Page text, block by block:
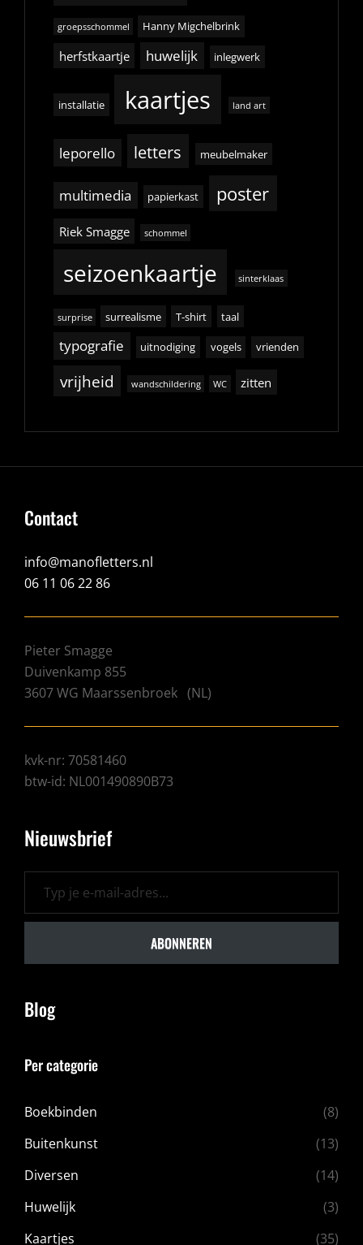
groepsschommel Hanny Migchelbrink
herfstkaartje huwelijk inlegwerk
installatie kaartjes land art
leporello letters meubelmaker
multimedia papierkast poster
Riek Smagge schommel
seizoenkaartje sinterklaas
surprise surrealisme T-shirt taal
typografie uitnodiging vogels vrienden
vrijheid wandschildering WC zitten
Contact
info@manofletters.nl
06 11 06 22 86
Pieter Smagge
Duivenkamp 855
3607 WG Maarssenbroek (NL)
kvk-nr: 70581460
btw-id: NL001490890B73
Nieuwsbrief
Typ je e-mail-adres...
ABONNEREN
Blog
Per categorie
Boekbinden
(8)
Buitenkunst
(13)
Diversen
(14)
Huwelijk
(3)
Kaartjes
(35)